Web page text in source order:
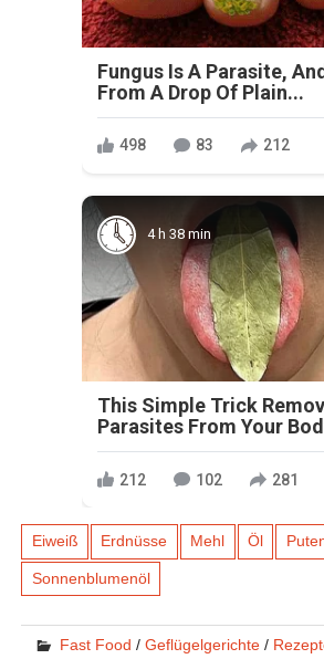
Fungus Is A Parasite,
From A Drop Of Plain...
498 83 212
4 h 38 min
This Simple Trick
Parasites From Your
212 102 281
Eiweiß Erdnüsse Mehl Öl
Sonnenblumenöl
Fast Food /Geflügelgerichte /